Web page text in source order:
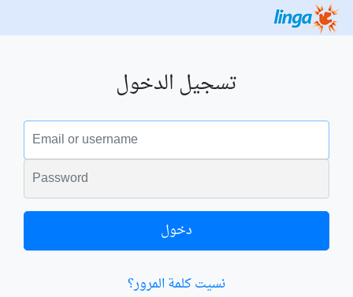
تسجيل الدخول
البريد الالكتروني
الكلمة السرية
دخول
نسيت كلمة المرور؟